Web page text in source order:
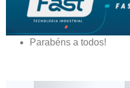
Parabéns a todos!